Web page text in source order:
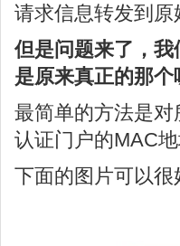
请求信息转发到
但是问题来了，
是原来真正的那个
最简单的方法是
认证门户的MAC
下面的图片可以很